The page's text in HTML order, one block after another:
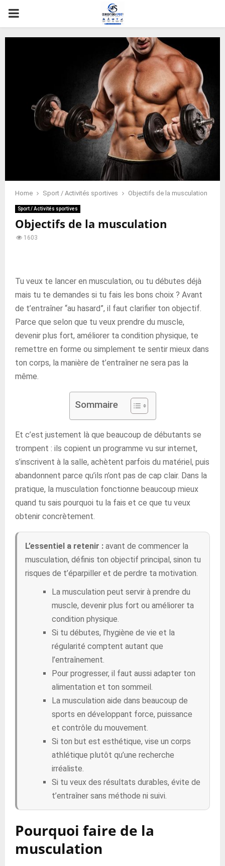
PRIMARY
MENU
Home Sport / Activités sportives Objectifs de la musculation
Sport / Activités sportives
Objectifs de la musculation
1603
Tu veux te lancer en musculation, ou tu débutes déjà
mais tu te demandes si tu fais les bons choix ? Avant
de t’entraîner “au hasard”, il faut clarifier ton objectif.
Parce que selon que tu veux prendre du muscle,
devenir plus fort, améliorer ta condition physique, te
remettre en forme ou simplement te sentir mieux dans
ton corps, la manière de t’entraîner ne sera pas la
même.
Sommaire
Et c’est justement là que beaucoup de débutants se
trompent : ils copient un programme vu sur internet,
s’inscrivent à la salle, achètent parfois du matériel, puis
abandonnent parce qu’ils n’ont pas de cap clair. Dans la
pratique, la musculation fonctionne beaucoup mieux
quand tu sais pourquoi tu la fais et ce que tu veux
obtenir concrètement.
L’essentiel a retenir : avant de commencer la
musculation, définis ton objectif principal, sinon tu
risques de t’éparpiller et de perdre ta motivation.
La musculation peut servir à prendre du
muscle, devenir plus fort ou améliorer ta
condition physique.
Si tu débutes, l’hygiène de vie et la
régularité comptent autant que
l’entraînement.
Pour progresser, il faut aussi adapter ton
alimentation et ton sommeil.
La musculation aide dans beaucoup de
sports en développant force, puissance
et contrôle du mouvement.
Si ton but est esthétique, vise un corps
athlétique plutôt qu’une recherche
irréaliste.
Si tu veux des résultats durables, évite de
t’entraîner sans méthode ni suivi.
Pourquoi faire de la
musculation